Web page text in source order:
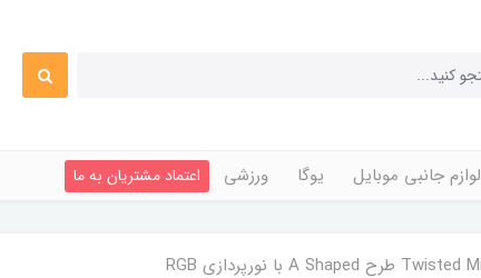
لوازم جانبی موبایل یوگا ورزشی اعتماد مشتریان به ما